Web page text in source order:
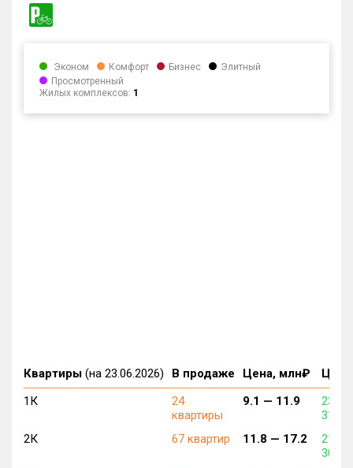
Эконом Комфорт Бизнес
Элитный
Просмотренный
Жилых комплексов: 1
Квартиры (на 23.06.2026) В продаже Цена, млн₽
1К
24
квартиры
9.1 — 11.9
233
318
2К
67 квартир 11.8 — 17.2
213
307